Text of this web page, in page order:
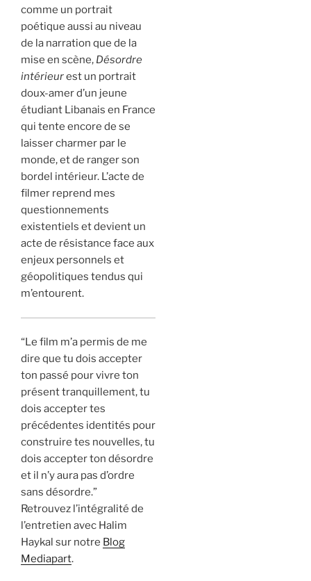
comme un portrait
poétique aussi au niveau
de la narration que de la
mise en scène, Désordre
intérieurest un portrait
doux-amer d’un jeune
étudiant Libanais en France
qui tente encore de se
laisser charmer par le
monde, et de ranger son
bordel intérieur. L’acte de
filmer reprend mes
questionnements
existentiels et devient un
acte de résistance face aux
enjeux personnels et
géopolitiques tendus qui
m’entourent.
“Le film m’a permis de me
dire que tu dois accepter
ton passé pour vivre ton
présent tranquillement, tu
dois accepter tes
précédentes identités pour
construire tes nouvelles, tu
dois accepter ton désordre
et il n’y aura pas d’ordre
sans désordre.”
Retrouvez l’intégralité de
l’entretien avec Halim
Haykal sur notre Blog
Mediapart.